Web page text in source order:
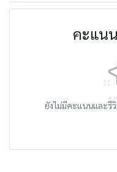
คะแน
ยังไม่มีคะแนนและรี